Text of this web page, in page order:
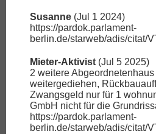
Susanne (Jul 1 2024)
https://pardok.parlament-
berlin.de/starweb/adis/citat/
Mieter-Aktivist (Jul 5 2025)
2 weitere
weitergediehen,
Zwangsgeld nur für 1
GmbH nicht für die
https://pardok.parlament-
berlin.de/starweb/adis/citat/